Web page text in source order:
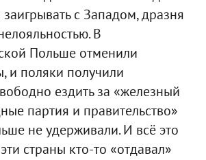
с Западом, дразня
В
Польше отменили
и поляки получили
ездить за «железный
партия и правительство»
не удерживали. И всё это
страны кто-то «отдавал»